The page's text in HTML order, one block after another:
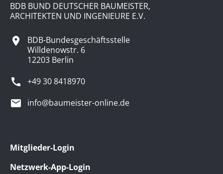
BDB BUND DEUTSCHER BAUMEISTER,
ARCHITEKTEN UND INGENIEURE E.V.
BDB-Bundesgeschäftsstelle
Willdenowstr. 6
12203 Berlin
+49 30 8418970
info@baumeister-online.de
Mitglieder-Login
Netzwerk-App-Login